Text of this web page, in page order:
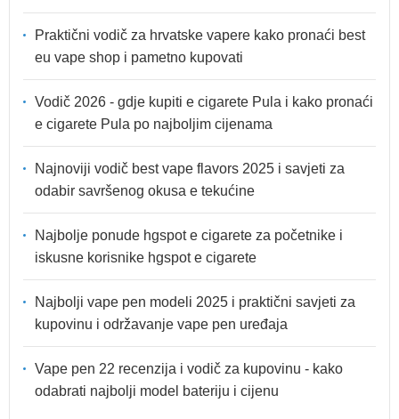
Praktični vodič za hrvatske vapere kako pronaći best
eu vape shop i pametno kupovati
Vodič 2026 - gdje kupiti e cigarete Pula i kako pronaći
e cigarete Pula po najboljim cijenama
Najnoviji vodič best vape flavors 2025 i savjeti za
odabir savršenog okusa e tekućine
Najbolje ponude hgspot e cigarete za početnike i
iskusne korisnike hgspot e cigarete
Najbolji vape pen modeli 2025 i praktični savjeti za
kupovinu i održavanje vape pen uređaja
Vape pen 22 recenzija i vodič za kupovinu - kako
odabrati najbolji model bateriju i cijenu